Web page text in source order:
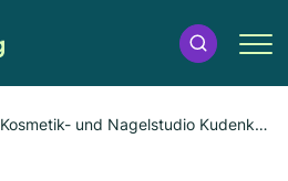
Kosmetik- und Nagelstudio Kudenko